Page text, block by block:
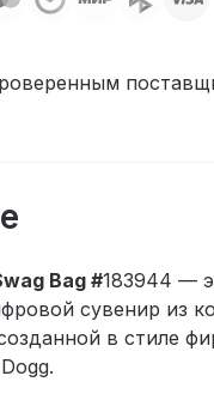
Bag #183944 —
сувенир из
в стиле